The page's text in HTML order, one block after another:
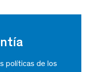
políticas de los